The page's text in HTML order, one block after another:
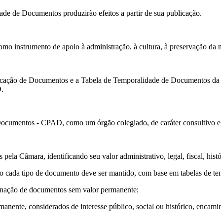
de Documentos produzirão efeitos a partir de sua publicação.
instrumento de apoio à administração, à cultura, à preservação
de Documentos e a Tabela de Temporalidade de Documentos
- CPAD, como um órgão colegiado, de caráter consultivo e
Câmara, identificando seu valor administrativo, legal, fiscal,
tipo de documento deve ser mantido, com base em tabelas de
de documentos sem valor permanente;
considerados de interesse público, social ou histórico,